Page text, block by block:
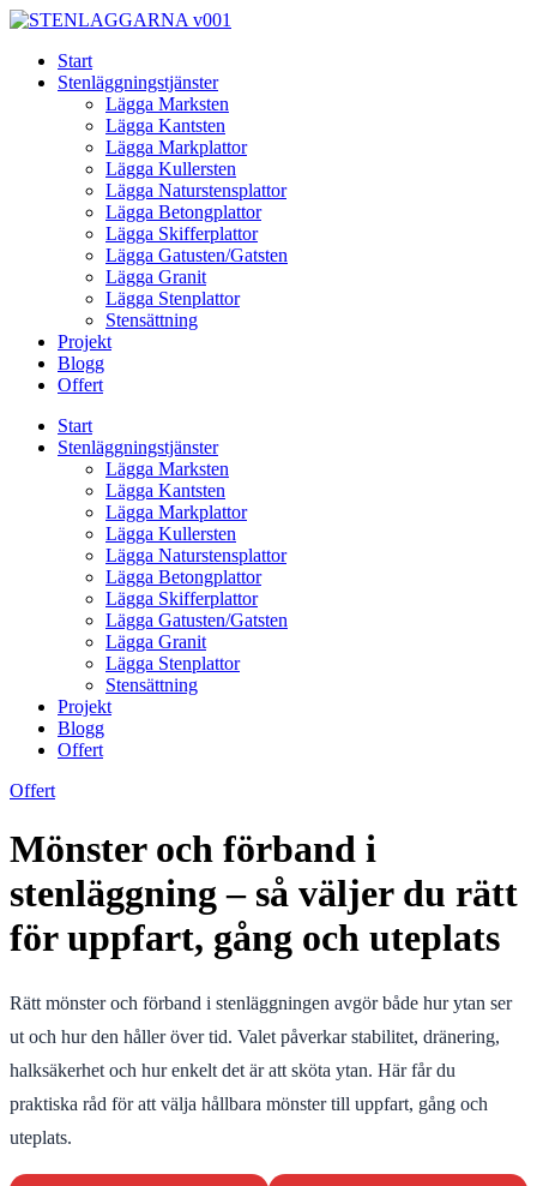
Skip
contentStart
Stenläggningstjänster
Lägga Marksten
Lägga Kantsten
Lägga Markplattor
Lägga Kullersten
Lägga Naturstensplattor
Lägga Betongplattor
Lägga Skifferplattor
Lägga Gatusten/Gatsten
Lägga Granit
Lägga Stenplattor
Stensättning
Projekt
Blogg
Offert
Start
Stenläggningstjänster
Lägga Marksten
Lägga Kantsten
Lägga Markplattor
Lägga Kullersten
Lägga Naturstensplattor
Lägga Betongplattor
Lägga Skifferplattor
Lägga Gatusten/Gatsten
Lägga Granit
Lägga Stenplattor
Stensättning
Projekt
Blogg
Offert
Offert
Mönster och förband i
stenläggning – så väljer du rätt
för uppfart, gång och uteplats
Rätt mönster och förband i stenläggningen avgör både hur ytan ser
ut och hur den håller över tid. Valet påverkar stabilitet, dränering,
halksäkerhet och hur enkelt det är att sköta ytan. Här får du
praktiska råd för att välja hållbara mönster till uppfart, gång och
uteplats.